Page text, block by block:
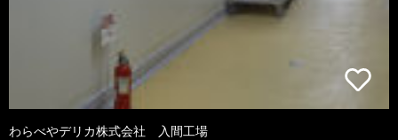
わらべやデリカ株式会社 入間工場